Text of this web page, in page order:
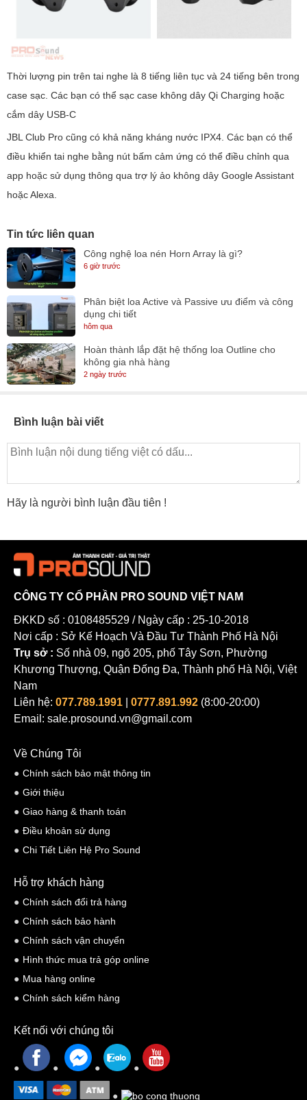
Thời lượng pin trên tai nghe là 8 tiếng liên tục và 24 tiếng bên trong
case sạc. Các bạn có thể sạc case không dây Qi Charging hoặc
cắm dây USB-C
JBL Club Pro cũng có khả năng kháng nước IPX4. Các bạn có thể
điều khiển tai nghe bằng nút bấm cảm ứng có thể điều chỉnh qua
app hoặc sử dụng thông qua trợ lý ảo không dây Google Assistant
hoặc Alexa.
Tin tức liên quan
Công nghệ loa nén Horn Array là gì?
6 giờ trước
Phân biệt loa Active và Passive ưu điểm và công
dụng chi tiết
hôm qua
Hoàn thành lắp đặt hệ thống loa Outline cho
không gia nhà hàng
2 ngày trước
Bình luận bài viết
Hãy là người bình luận đầu tiên !
CÔNG TY CỔ PHẦN PRO SOUND VIỆT NAM
ĐKKD số : 0108485529 / Ngày cấp : 25-10-2018
Nơi cấp : Sở Kế Hoạch Và Đầu Tư Thành Phố Hà Nội
Trụ sở : Số nhà 09, ngõ 205, phố Tây Sơn, Phường
Khương Thượng, Quận Đống Đa, Thành phố Hà Nội, Việt
Nam
Liên hệ: 077.789.1991 0777.891.992 (8:00-20:00)
Email: sale.prosound.vn@gmail.com
Về Chúng Tôi
Chính sách bảo mật thông tin
Giới thiệu
Giao hàng & thanh toán
Điều khoản sử dụng
Chi Tiết Liên Hệ Pro Sound
Hỗ trợ khách hàng
Chính sách đổi trả hàng
Chính sách bảo hành
Chính sách vận chuyển
Hình thức mua trả góp online
Mua hàng online
Chính sách kiểm hàng
Kết nối với chúng tôi